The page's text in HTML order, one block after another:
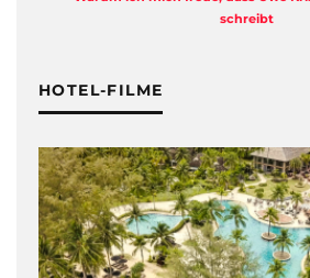
schreibt
HOTEL-FILME